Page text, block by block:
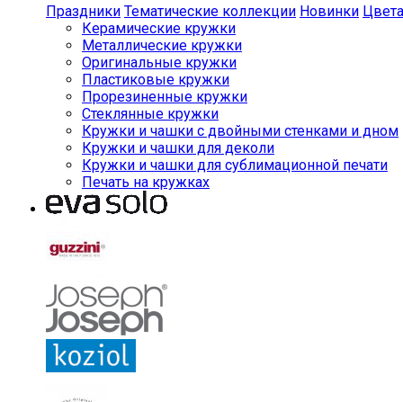
Праздники Тематические коллекции Новинки Цвета
Керамические кружки
Металлические кружки
Оригинальные кружки
Пластиковые кружки
Прорезиненные кружки
Стеклянные кружки
Кружки и чашки с двойными стенками и дном
Кружки и чашки для деколи
Кружки и чашки для сублимационной печати
Печать на кружках